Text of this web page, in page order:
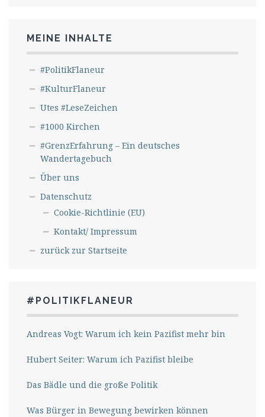
MEINE INHALTE
#PolitikFlaneur
#KulturFlaneur
Utes #LeseZeichen
#1000 Kirchen
#GrenzErfahrung – Ein deutsches
Wandertagebuch
Über uns
Datenschutz
Cookie-Richtlinie (EU)
Kontakt/ Impressum
zurück zur Startseite
#POLITIKFLANEUR
Andreas Vogt: Warum ich kein Pazifist mehr bin
Hubert Seiter: Warum ich Pazifist bleibe
Das Bädle und die große Politik
Was Bürger in Bewegung bewirken können